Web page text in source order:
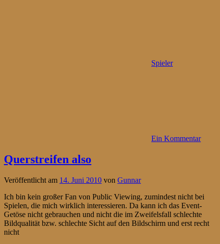
Spieler
Ein Kommentar
Querstreifen also
Veröffentlicht am 14. Juni 2010 von Gunnar
Ich bin kein großer Fan von Public Viewing, zumindest nicht bei
Spielen, die mich wirklich interessieren. Da kann ich das Event-
Getöse nicht gebrauchen und nicht die im Zweifelsfall schlechte
Bildqualität bzw. schlechte Sicht auf den Bildschirm und erst recht
nicht